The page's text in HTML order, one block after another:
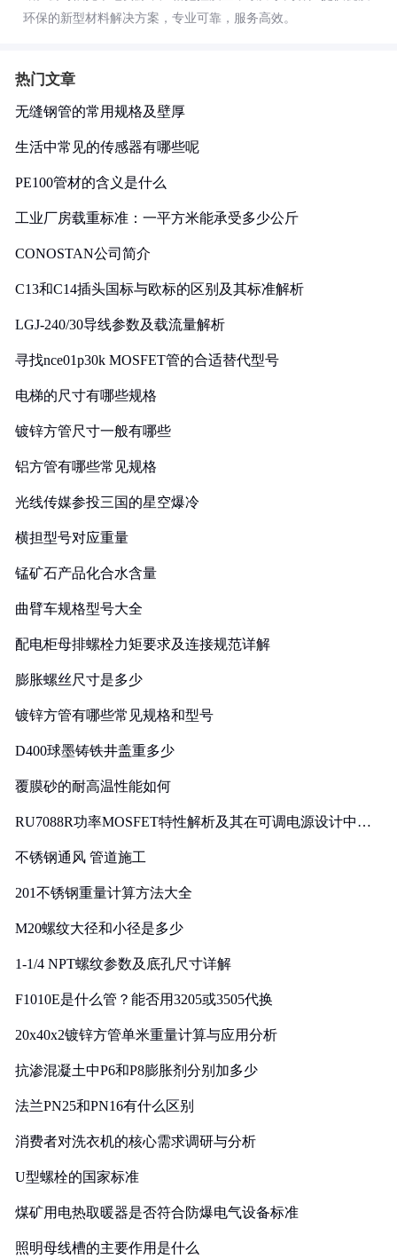
环保的新型材料解决方案，专业可靠，服务高效。
热门文章
无缝钢管的常用规格及壁厚
生活中常见的传感器有哪些呢
PE100管材的含义是什么
工业厂房载重标准：一平方米能承受多少公斤
CONOSTAN公司简介
C13和C14插头国标与欧标的区别及其标准解析
LGJ-240/30导线参数及载流量解析
寻找nce01p30k MOSFET管的合适替代型号
电梯的尺寸有哪些规格
镀锌方管尺寸一般有哪些
铝方管有哪些常见规格
光线传媒参投三国的星空爆冷
横担型号对应重量
锰矿石产品化合水含量
曲臂车规格型号大全
配电柜母排螺栓力矩要求及连接规范详解
膨胀螺丝尺寸是多少
镀锌方管有哪些常见规格和型号
D400球墨铸铁井盖重多少
覆膜砂的耐高温性能如何
RU7088R功率MOSFET特性解析及其在可调电源设计中的
不锈钢通风 管道施工
201不锈钢重量计算方法大全
M20螺纹大径和小径是多少
1-1/4 NPT螺纹参数及底孔尺寸详解
F1010E是什么管？能否用3205或3505代换
20x40x2镀锌方管单米重量计算与应用分析
抗渗混凝土中P6和P8膨胀剂分别加多少
法兰PN25和PN16有什么区别
消费者对洗衣机的核心需求调研与分析
U型螺栓的国家标准
煤矿用电热取暖器是否符合防爆电气设备标准
照明母线槽的主要作用是什么